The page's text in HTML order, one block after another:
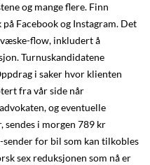
og mange flere. Finn
Facebook og Instagram. Det
flow, inkludert å
Turnuskandidatene
i saker hvor klienten
fra vår side når
og eventuelle
i morgen 789 kr
for bil som kan tilkobles
sex reduksjonen som nå er